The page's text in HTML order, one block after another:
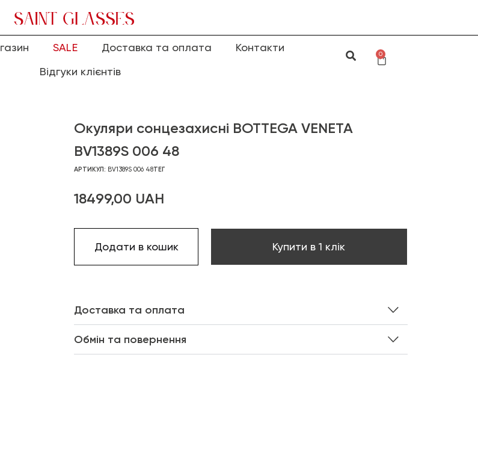
SALE Доставка та оплата
Контакти
Відгуки клієнтів
0
Окуляри сонцезахисні BOTTEGA VENETA
BV1389S 006 48
АРТИКУЛ: BV1389S 006 48ТЕГ
18499,00 UAH
Додати в кошик Купити в 1 клік
Доставка та оплата
Обмін та повернення